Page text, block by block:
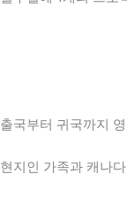
출국부터 귀국까지
현지인 가족과 캐나